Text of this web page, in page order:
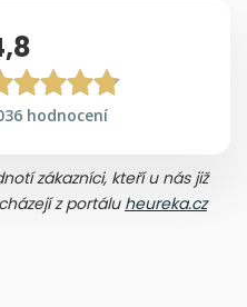
hodnocení
zákazníci, kteří u nás již
z portálu heureka.cz